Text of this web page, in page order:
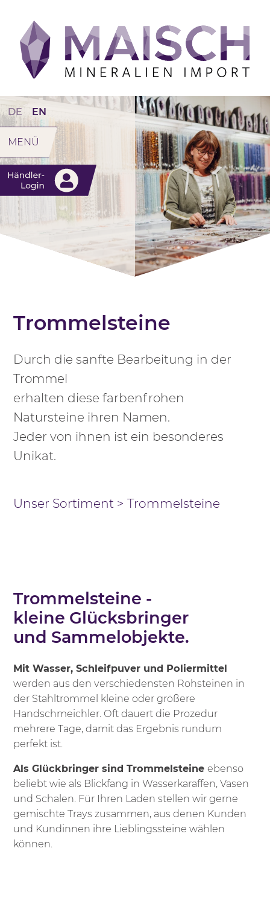
Trommelsteine
Durch die sanfte Bearbeitung in der
Trommel
erhalten diese farbenfrohen
Natursteine ihren Namen.
Jeder von ihnen ist ein besonderes
Unikat.
DE EN
MENÜ
Unser Sortiment >Trommelsteine
Trommelsteine -
kleine Glücksbringer
und Sammelobjekte.
Mit Wasser, Schleifpuver und Poliermittel
werden aus den verschiedensten Rohsteinen in
der Stahltrommel kleine oder größere
Handschmeichler. Oft dauert die Prozedur
mehrere Tage, damit das Ergebnis rundum
perfekt ist.
Als Glückbringer sind Trommelsteineebenso
beliebt wie als Blickfang in Wasserkaraffen, Vasen
und Schalen. Für Ihren Laden stellen wir gerne
gemischte Trays zusammen, aus denen Kunden
und Kundinnen ihre Lieblingssteine wählen
können.